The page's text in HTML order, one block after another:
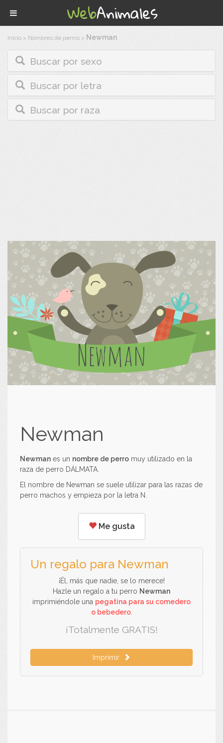
Inicio > Nombres de perros > Newman
Buscar por sexo
Buscar por letra
Buscar por raza
Newman
Newman
Newman es un nombre de perro muy utilizado en la
raza de perro DÁLMATA.
El nombre de Newman se suele utilizar para las razas de
perro machos y empieza por la letra N.
Me gusta
Un regalo para Newman
¡Él, más que nadie, se lo merece!
Hazle un regalo a tu perro Newman
imprimiéndole una pegatina para su comedero
o bebedero.
¡Totalmente GRATIS!
Imprimir